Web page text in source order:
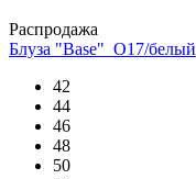
Распродажа
Блуза "Base"_О17/белый
42
44
46
48
50